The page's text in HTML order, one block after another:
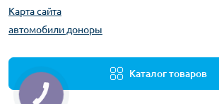
Карта сайта
автомобили доноры
Каталог товаров
КНОПКА
ЗВ'ЯЗКУ